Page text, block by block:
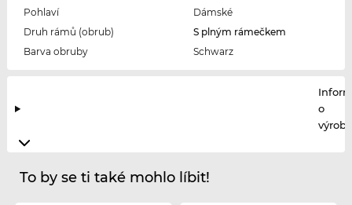
Pohlaví
Dámské
Druh rámů (obrub)
S plným rámečkem
Barva obruby
Schwarz
o
To by se ti také mohlo líbit!